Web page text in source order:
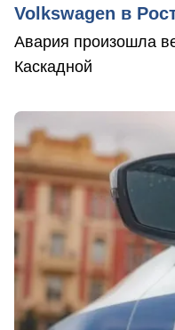
Volkswagen в
Авария произошла
Каскадной